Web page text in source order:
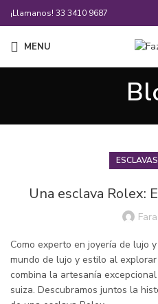
¡Llamanos! 33 3410 9687
MENU
Una esclava Rolex:
Como experto en joyería de lujo
mundo de lujo y estilo al
combina la artesanía
suiza. Descubramos juntos la